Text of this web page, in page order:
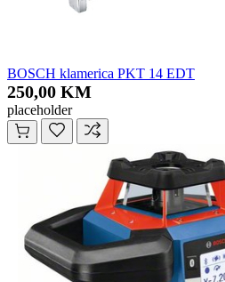
BOSCH klamerica PKT 14 EDT
250,00 KM
placeholder